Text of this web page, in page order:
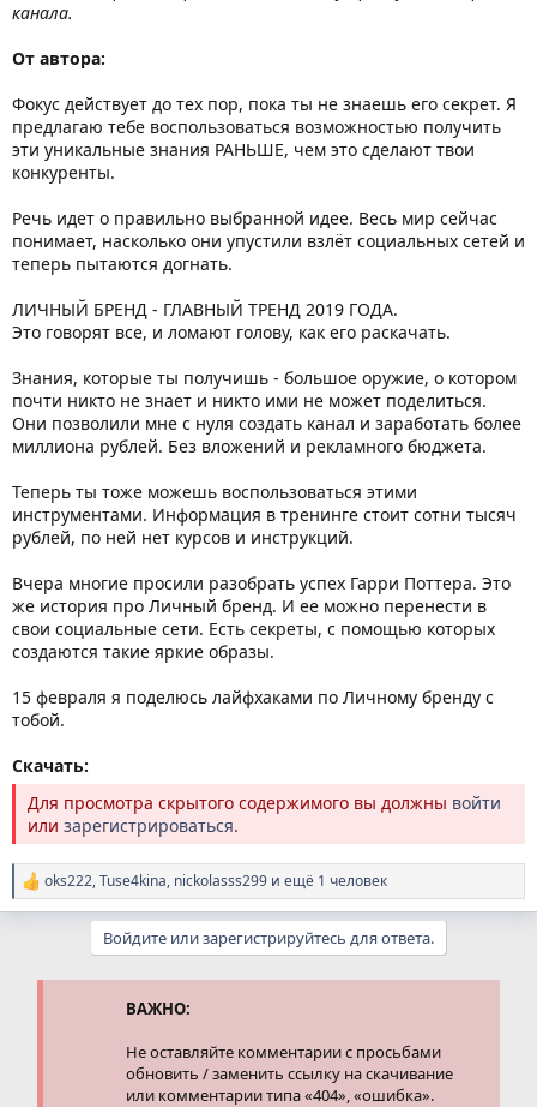
канала.
От автора:
Фокус действует до тех пор, пока ты не знаешь его секрет. Я
предлагаю тебе воспользоваться возможностью получить
эти уникальные знания РАНЬШЕ, чем это сделают твои
конкуренты.
Речь идет о правильно выбранной идее. Весь мир сейчас
понимает, насколько они упустили взлёт социальных сетей и
теперь пытаются догнать.
ЛИЧНЫЙ БРЕНД - ГЛАВНЫЙ ТРЕНД 2019 ГОДА.
Это говорят все, и ломают голову, как его раскачать.
Знания, которые ты получишь - большое оружие, о котором
почти никто не знает и никто ими не может поделиться.
Они позволили мне с нуля создать канал и заработать более
миллиона рублей. Без вложений и рекламного бюджета.
Теперь ты тоже можешь воспользоваться этими
инструментами. Информация в тренинге стоит сотни тысяч
рублей, по ней нет курсов и инструкций.
Вчера многие просили разобрать успех Гарри Поттера. Это
же история про Личный бренд. И ее можно перенести в
свои социальные сети. Есть секреты, с помощью которых
создаются такие яркие образы.
15 февраля я поделюсь лайфхаками по Личному бренду с
тобой.
Скачать:
Для просмотра скрытого содержимого вы должны войти
или зарегистрироваться.
Р
е
oks222,Tuse4kina, nickolasss299 и ещё 1 человек
Войдите или зарегистрируйтесь для ответа.
ВАЖНО:
Не оставляйте комментарии с просьбами
обновить / заменить ссылку на скачивание
или комментарии типа «404», «ошибка».